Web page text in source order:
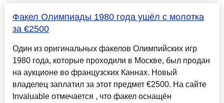
Факел Олимпиады 1980 года ушёл с молотка
за €2500
Один из оригинальных факелов Олимпийских игр
1980 года, которые проходили в Москве, был продан
на аукционе во французских Каннах. Новый
владелец заплатил за этот предмет €2500. На сайте
Invaluable отмечается , что факел оснащён